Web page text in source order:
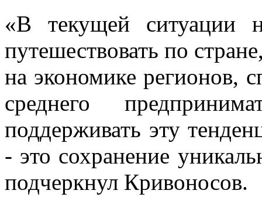
«В текущей ситуации
путешествовать по
на экономике регионов,
среднего
поддерживать эту
- это сохранение
подчеркнул Кривоносов.